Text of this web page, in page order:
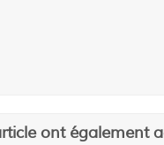
ont également